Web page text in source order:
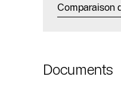
Comparaison
Documents